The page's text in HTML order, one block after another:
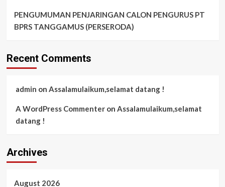
PENGUMUMAN PENJARINGAN CALON PENGURUS PT
BPRS TANGGAMUS (PERSERODA)
Recent Comments
admin on Assalamulaikum,selamat datang !
A WordPress Commenteron Assalamulaikum,selamat
datang !
Archives
August 2026